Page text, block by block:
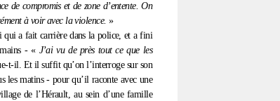
de compromis et de zone d’entente. On
à voir avec la violence. »
qui a fait carrière dans la police, et a fini
- «J’ai vu de près tout ce que les
t-il. Et il suffit qu’on l’interroge sur son
les matins - pour qu’il raconte avec une
de l’Hérault, au sein d’une famille